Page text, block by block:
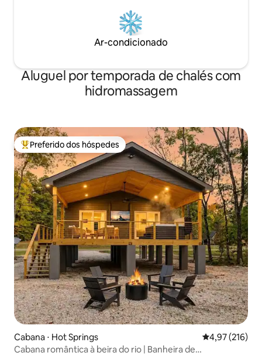
Ar-condicionado
Aluguel por temporada de chalés com
hidromassagem
Entre os melhores preferidos dos hóspedes
Preferido dos hóspedes
Cabana ⋅ Hot Springs 4,97 de uma
4,97 (216)
Cabana romântica à beira do rio | Banheira de